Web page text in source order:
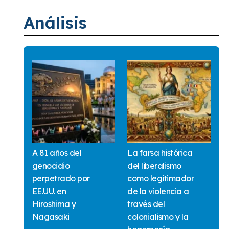
Análisis
A 81 años del
genocidio
perpetrado por
EE.UU. en
Hiroshima y
Nagasaki
La farsa histórica
del liberalismo
como legitimador
de la violencia a
través del
colonialismo y la